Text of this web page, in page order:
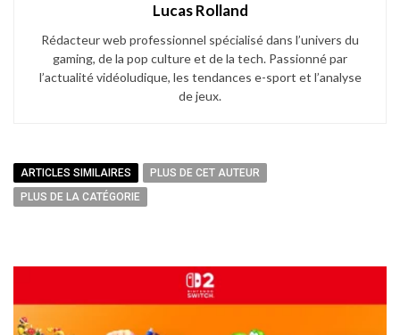
Lucas Rolland
Rédacteur web professionnel spécialisé dans l’univers du
gaming, de la pop culture et de la tech. Passionné par
l’actualité vidéoludique, les tendances e-sport et l’analyse
de jeux.
ARTICLES SIMILAIRES
PLUS DE CET AUTEUR
PLUS DE LA CATÉGORIE